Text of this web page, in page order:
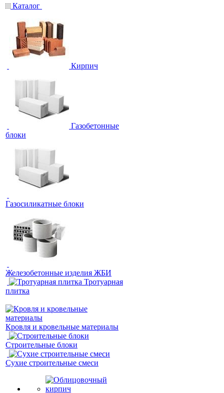
Каталог
Кирпич
Газобетонные
блоки
Газосиликатные блоки
Железобетонные изделия ЖБИ
Тротуарная
плитка
Кровля и кровельные материалы
Строительные блоки
Сухие строительные смеси